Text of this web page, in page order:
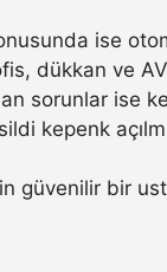
ise
dükkan ve
sorunlar ise
kepenk
güvenilir bir